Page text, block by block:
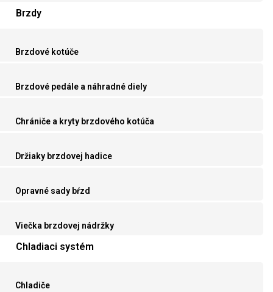
Brzdy
Brzdové kotúče
Brzdové pedále a náhradné diely
Chrániče a kryty brzdového kotúča
Držiaky brzdovej hadice
Opravné sady bŕzd
Viečka brzdovej nádržky
Chladiaci systém
Chladiče